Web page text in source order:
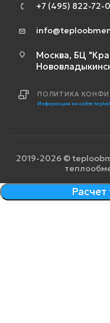
+7 (495) 822-72-
Москва, БЦ
ПОЛИТИКА
Информация на сайте
2019-2026 ©